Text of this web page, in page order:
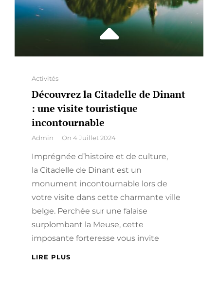
Categories
Activités
Découvrez la Citadelle de Dinant
: une visite touristique
incontournable
By
Admin On 4 Juillet 2024
Imprégnée d’histoire et de culture,
la Citadelle de Dinant est un
monument incontournable lors de
votre visite dans cette charmante ville
belge. Perchée sur une falaise
surplombant la Meuse, cette
imposante forteresse vous invite
LIRE PLUS